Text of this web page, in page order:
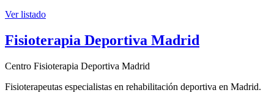
Ver listado
Fisioterapia Deportiva Madrid
Centro Fisioterapia Deportiva Madrid
Fisioterapeutas especialistas en rehabilitación deportiva en Madrid.